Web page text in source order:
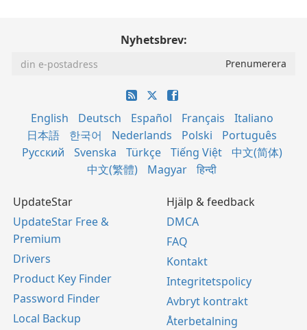
Nyhetsbrev:
English Deutsch Español Français
Italiano
日本語
한국어 Nederlands Polski
Português
Русский
Svenska Türkçe Tiếng Việt
中文(简体)
中文(繁體)
Magyar हिन्दी
UpdateStar
UpdateStar Free &
Premium
Drivers
Product Key Finder
Password Finder
Local Backup
Hjälp & feedback
DMCA
FAQ
Kontakt
Integritetspolicy
Avbryt kontrakt
Återbetalning